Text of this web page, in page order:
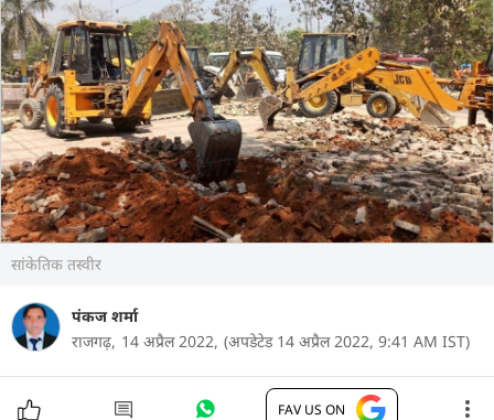
सांकेतिक तस्वीर
पंकज शर्मा
राजगढ़, 14 अप्रैल 2022, (अपडेटेड 14 अप्रैल 2022, 9:41 AM IST)
FAV US ON